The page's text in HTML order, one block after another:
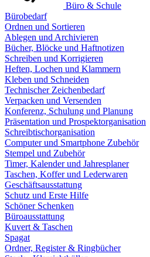
Büro & Schule
Bürobedarf
Ordnen und Sortieren
Ablegen und Archivieren
Bücher, Blöcke und Haftnotizen
Schreiben und Korrigieren
Heften, Lochen und Klammern
Kleben und Schneiden
Technischer Zeichenbedarf
Verpacken und Versenden
Konferenz, Schulung und Planung
Präsentation und Prospektorganisation
Schreibtischorganisation
Computer und Smartphone Zubehör
Stempel und Zubehör
Timer, Kalender und Jahresplaner
Taschen, Koffer und Lederwaren
Geschäftsausstattung
Schutz und Erste Hilfe
Schöner Schenken
Büroausstattung
Kuvert & Taschen
Spagat
Ordner, Register & Ringbücher